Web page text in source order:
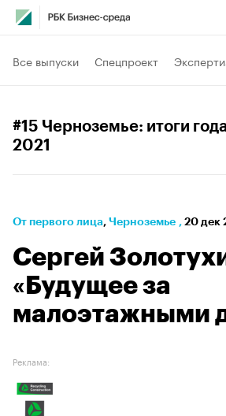
Все выпуски Спецпроект
#15 Черноземье: итоги
2021
От первого лица⁠, Черноземье , 20 дек
Сергей
«Будущее за
малоэтажными
Реклама: